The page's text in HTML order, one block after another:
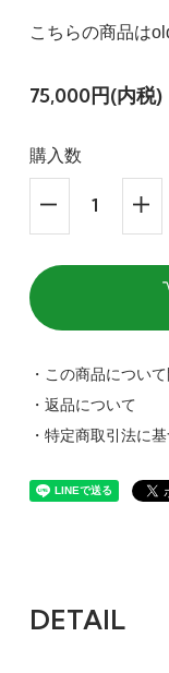
こちらの商品は
75,000円(内税)
購入数
・この商品につい
・返品について
・特定商取引法に
DETAIL